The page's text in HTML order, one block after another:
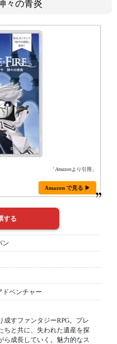
々の青炎
「Amazonより引用」
Amazon で見る ▶
ン
ドベンチャー
すファンタジーRPG。プレ
ちと共に、失われた遺産を探
ら成長していく。魅力的なス